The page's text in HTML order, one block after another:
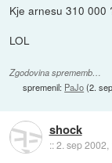
Kje arnesu 310 000
LOL
Zgodovina sprememb…
spremenil: PaJo(2.
shock
::2. sep 2002,